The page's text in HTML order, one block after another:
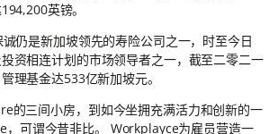
英镑。
仍是新加坡领先的寿险公司之一，时至今日
资相连计划的市场领导者之一，截至二零二一
理基金达533亿新加坡元。
的三间小房，到如今坐拥充满活力和创新的一
，可谓今昔非比。 Workplayce为雇员营造一